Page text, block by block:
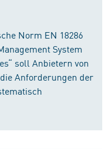
Norm EN 18286
System
soll Anbietern von
Anforderungen der